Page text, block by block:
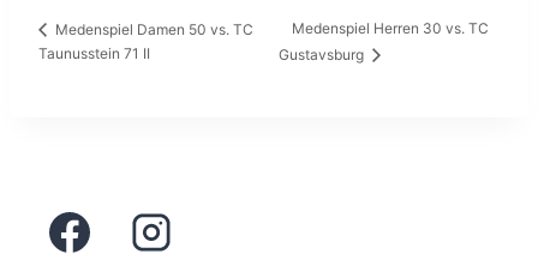
Medenspiel Damen 50 vs. TC
Taunusstein 71 II
Medenspiel Herren 30 vs. TC
Gustavsburg